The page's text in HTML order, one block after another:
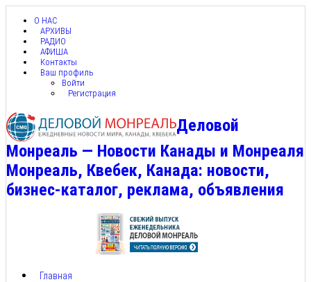
О НАС
АРХИВЫ
РАДИО
АФИША
Контакты
Ваш профиль
Войти
Регистрация
Деловой
Монреаль — Новости Канады и Монреаля
Монреаль, Квебек, Канада: новости,
бизнес-каталог, реклама, объявления
Главная